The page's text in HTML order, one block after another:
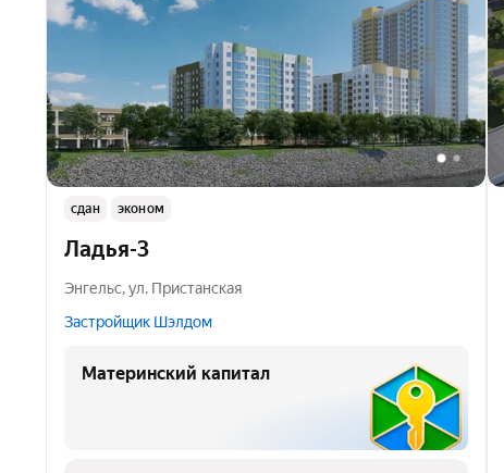
сдан эконом
Ладья-3
Энгельс,ул. Пристанская
Застройщик Шэлдом
Материнский капитал